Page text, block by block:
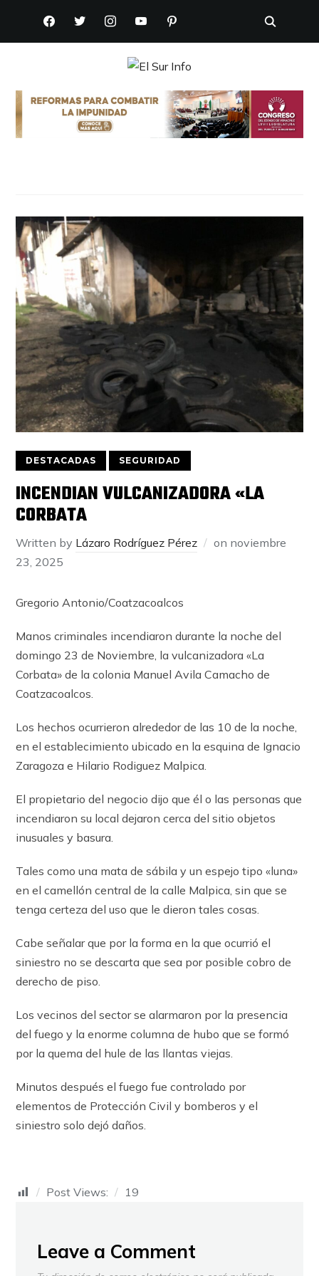
FACEBOOKTWITTERINSTAGRAMYOUTUBEPINTEREST
DESTACADAS SEGURIDAD
INCENDIAN VULCANIZADORA «LA
CORBATA
Written by Lázaro Rodríguez Pérez on noviembre
23, 2025
Gregorio Antonio/Coatzacoalcos
Manos criminales incendiaron durante la noche del
domingo 23 de Noviembre, la vulcanizadora «La
Corbata» de la colonia Manuel Avila Camacho de
Coatzacoalcos.
Los hechos ocurrieron alrededor de las 10 de la noche,
en el establecimiento ubicado en la esquina de Ignacio
Zaragoza e Hilario Rodiguez Malpica.
El propietario del negocio dijo que él o las personas que
incendiaron su local dejaron cerca del sitio objetos
inusuales y basura.
Tales como una mata de sábila y un espejo tipo «luna»
en el camellón central de la calle Malpica, sin que se
tenga certeza del uso que le dieron tales cosas.
Cabe señalar que por la forma en la que ocurrió el
siniestro no se descarta que sea por posible cobro de
derecho de piso.
Los vecinos del sector se alarmaron por la presencia
del fuego y la enorme columna de hubo que se formó
por la quema del hule de las llantas viejas.
Minutos después el fuego fue controlado por
elementos de Protección Civil y bomberos y el
siniestro solo dejó daños.
Post Views: 19
Leave a Comment